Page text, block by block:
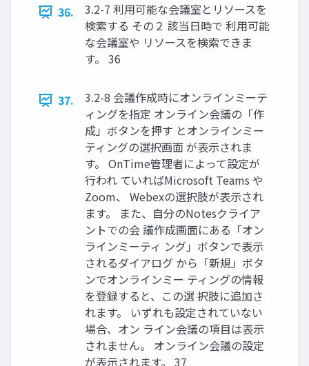
36.
3.2-7 利用可能な会議室とリソースを
検索する その２ 該当日時で 利用可能
な会議室や リソースを検索できま
す。 36
37.
3.2-8 会議作成時にオンラインミーテ
ィングを指定 オンライン会議の「作
成」ボタンを押す とオンラインミー
ティングの選択画面 が表示されま
す。 OnTime管理者によって設定が
行われ ていればMicrosoft Teams や
Zoom、 Webexの選択肢が表示され
ます。 また、自分のNotesクライア
ントでの会 議作成画面にある「オン
ラインミーティ ング」ボタンで表示
されるダイアログ から「新規」ボタ
ンでオンラインミー ティングの情報
を登録すると、この選 択肢に追加さ
れます。 いずれも設定されていない
場合、オン ライン会議の項目は表示
されません。 オンライン会議の設定
が表示されます。 37